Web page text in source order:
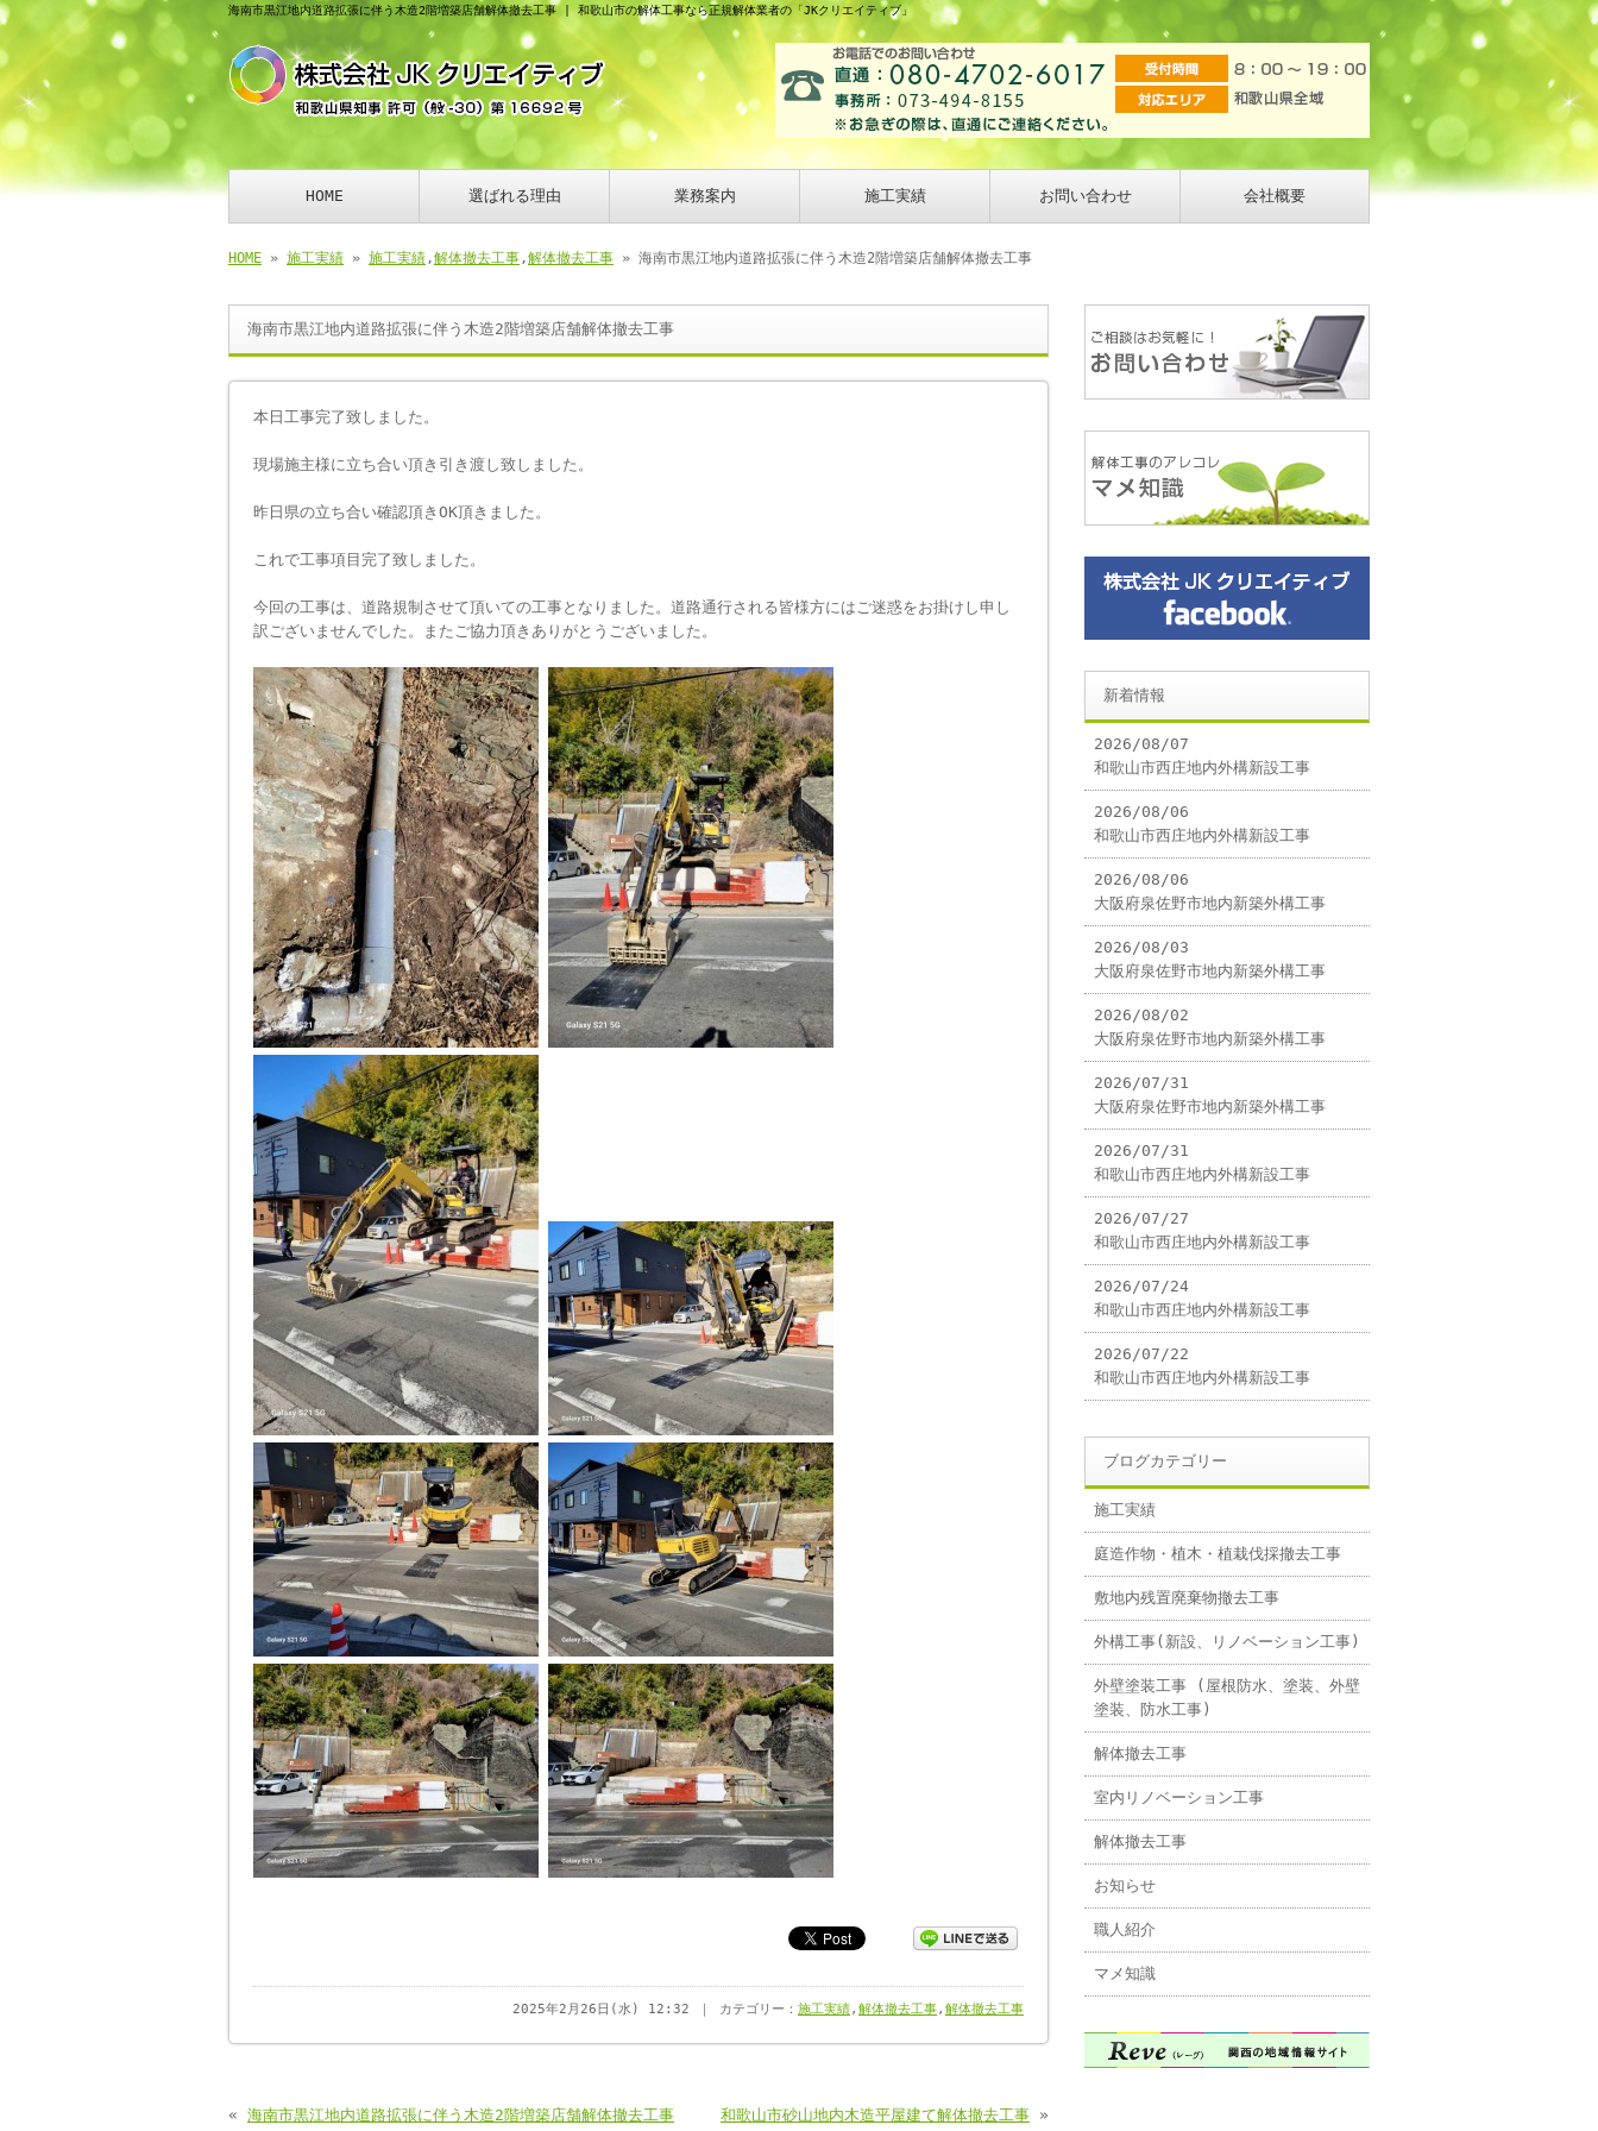
海南市黒江地内道路拡張に伴う木造2階増築店舗解体撤去工事 | 和歌山市の解体工事なら正規解体業者の「JKクリエイティブ」
HOME 選ばれる理由 業務案内 施工実績 お問い合わせ 会社概要
HOME » 施工実績 » 施工実績,解体撤去工事,解体撤去工事 » 海南市黒江地内道路拡張に伴う木造2階増築店舗解体撤去工事
海南市黒江地内道路拡張に伴う木造2階増築店舗解体撤去工事
本日工事完了致しました。
現場施主様に立ち合い頂き引き渡し致しました。
昨日県の立ち合い確認頂きOK頂きました。
これで工事項目完了致しました。
今回の工事は、道路規制させて頂いての工事となりました。道路通行される皆様方にはご迷惑をお掛けし申し
訳ございませんでした。またご協力頂きありがとうございました。
2025年2月26日(水) 12:32 ｜ カテゴリー： 施工実績, 解体撤去工事, 解体撤去工事
« 海南市黒江地内道路拡張に伴う木造2階増築店舗解体撤去工事 和歌山市砂山地内木造平屋建て解体撤去工事 »
新着情報
2026/08/07
和歌山市西庄地内外構新設工事
2026/08/06
和歌山市西庄地内外構新設工事
2026/08/06
大阪府泉佐野市地内新築外構工事
2026/08/03
大阪府泉佐野市地内新築外構工事
2026/08/02
大阪府泉佐野市地内新築外構工事
2026/07/31
大阪府泉佐野市地内新築外構工事
2026/07/31
和歌山市西庄地内外構新設工事
2026/07/27
和歌山市西庄地内外構新設工事
2026/07/24
和歌山市西庄地内外構新設工事
2026/07/22
和歌山市西庄地内外構新設工事
ブログカテゴリー
施工実績
庭造作物・植木・植栽伐採撤去工事
敷地内残置廃棄物撤去工事
外構工事(新設、リノベーション工事)
外壁塗装工事 (屋根防水、塗装、外壁
塗装、防水工事)
解体撤去工事
室内リノベーション工事
解体撤去工事
お知らせ
職人紹介
マメ知識